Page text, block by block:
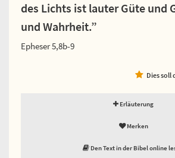
des Lichts ist lauter Güte und
und Wahrheit.”
Epheser 5,8b-9
Dies soll
Erläuterung
Merken
Den Text in der Bibel online